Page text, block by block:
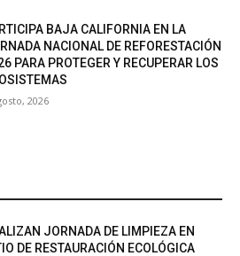
BAJA CALIFORNIA EN LA
NACIONAL DE REFORESTACIÓN
PARA PROTEGER Y RECUPERAR LOS
2026
JORNADA DE LIMPIEZA EN
DE RESTAURACIÓN ECOLÓGICA